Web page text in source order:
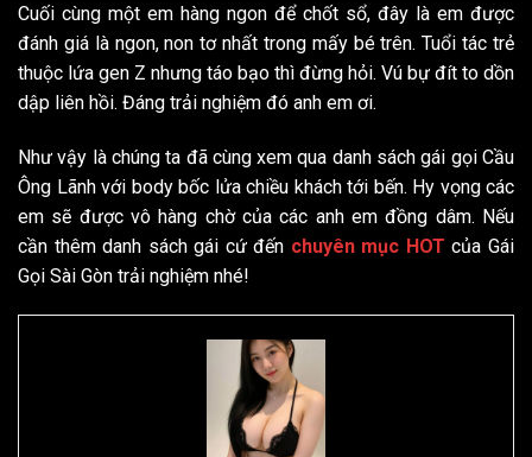
Cuối cùng một em hàng ngon để chốt sổ, đây là em được
đánh giá là ngon, non tơ nhất trong mấy bé trên. Tuổi tác trẻ
thuộc lứa gen Z nhưng táo bạo thì đừng hỏi. Vú bự đít to dồn
dập liên hồi. Đáng trải nghiệm đó anh em ơi.
Như vậy là chúng ta đã cùng xem qua danh sách gái gọi Cầu
Ông Lãnh với body bốc lửa chiều khách tới bến. Hy vọng các
em sẽ được vô hàng chờ của các anh em đồng dâm. Nếu
cần thêm danh sách gái cứ đến chuyên mục HOT của Gái
Gọi Sài Gòn trải nghiệm nhé!